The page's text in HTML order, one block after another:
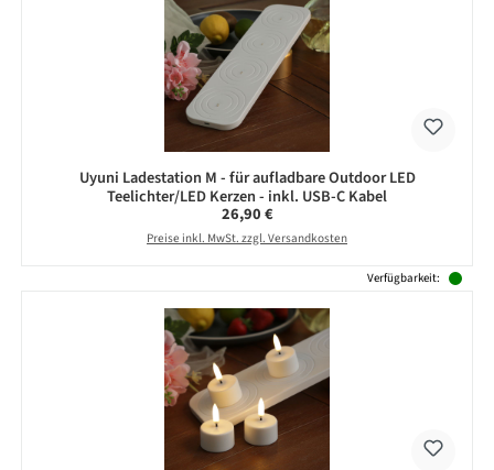
Uyuni Ladestation M - für aufladbare Outdoor LED
Teelichter/LED Kerzen - inkl. USB-C Kabel
Regulärer Preis:
26,90 €
Preise inkl. MwSt. zzgl. Versandkosten
Verfügbarkeit: